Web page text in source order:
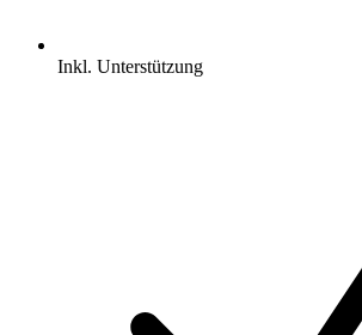
Inkl. Unterstützung